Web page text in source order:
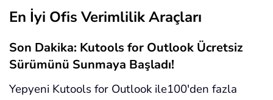
En İyi Ofis Verimlilik Araçları
Son Dakika: Kutools for Outlook Ücretsiz
Sürümünü Sunmaya Başladı!
Yepyeni Kutools for Outlook ile100'den fazla